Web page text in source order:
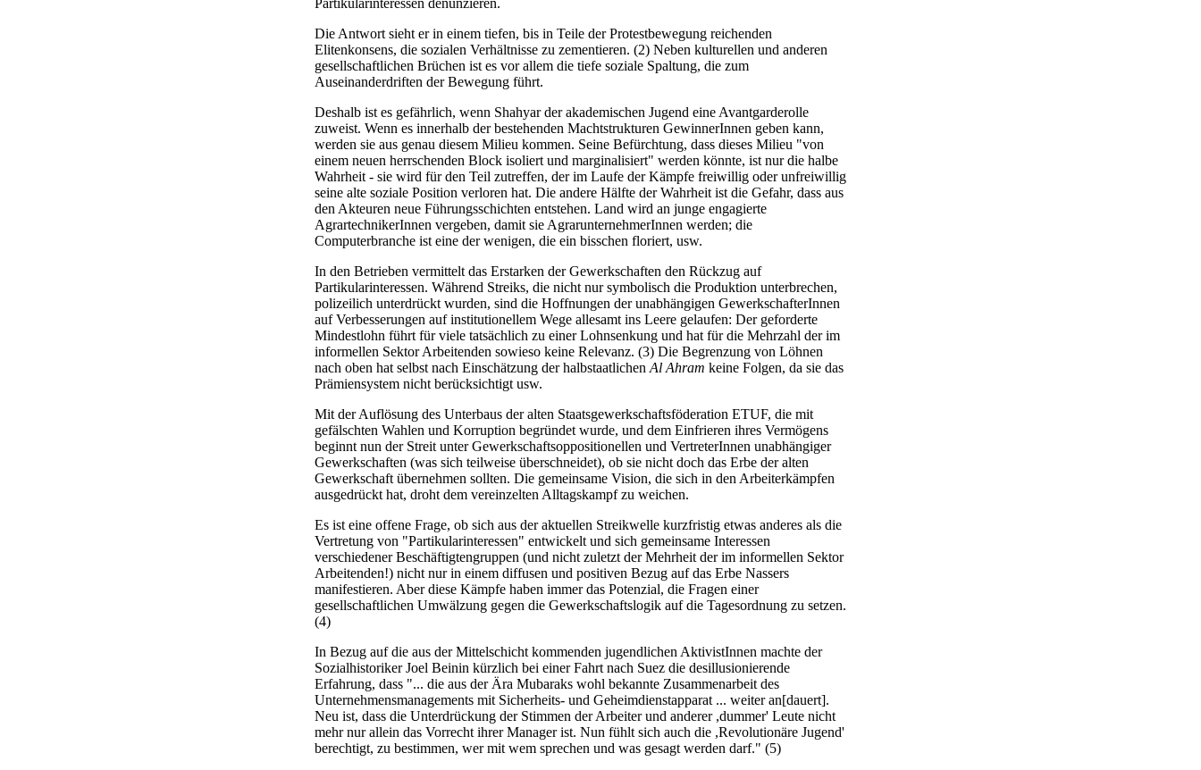
Partikularinteressen denunzieren.
Die Antwort sieht er in einem tiefen, bis in Teile der Protestbewegung reichenden
Elitenkonsens, die sozialen Verhältnisse zu zementieren. (2) Neben kulturellen und anderen
gesellschaftlichen Brüchen ist es vor allem die tiefe soziale Spaltung, die zum
Auseinanderdriften der Bewegung führt.
Deshalb ist es gefährlich, wenn Shahyar der akademischen Jugend eine Avantgarderolle
zuweist. Wenn es innerhalb der bestehenden Machtstrukturen GewinnerInnen geben kann,
werden sie aus genau diesem Milieu kommen. Seine Befürchtung, dass dieses Milieu "von
einem neuen herrschenden Block isoliert und marginalisiert" werden könnte, ist nur die halbe
Wahrheit - sie wird für den Teil zutreffen, der im Laufe der Kämpfe freiwillig oder unfreiwillig
seine alte soziale Position verloren hat. Die andere Hälfte der Wahrheit ist die Gefahr, dass aus
den Akteuren neue Führungsschichten entstehen. Land wird an junge engagierte
AgrartechnikerInnen vergeben, damit sie AgrarunternehmerInnen werden; die
Computerbranche ist eine der wenigen, die ein bisschen floriert, usw.
In den Betrieben vermittelt das Erstarken der Gewerkschaften den Rückzug auf
Partikularinteressen. Während Streiks, die nicht nur symbolisch die Produktion unterbrechen,
polizeilich unterdrückt wurden, sind die Hoffnungen der unabhängigen GewerkschafterInnen
auf Verbesserungen auf institutionellem Wege allesamt ins Leere gelaufen: Der geforderte
Mindestlohn führt für viele tatsächlich zu einer Lohnsenkung und hat für die Mehrzahl der im
informellen Sektor Arbeitenden sowieso keine Relevanz. (3) Die Begrenzung von Löhnen
nach oben hat selbst nach Einschätzung der halbstaatlichen Al Ahram keine Folgen, da sie das
Prämiensystem nicht berücksichtigt usw.
Mit der Auflösung des Unterbaus der alten Staatsgewerkschaftsföderation ETUF, die mit
gefälschten Wahlen und Korruption begründet wurde, und dem Einfrieren ihres Vermögens
beginnt nun der Streit unter Gewerkschaftsoppositionellen und VertreterInnen unabhängiger
Gewerkschaften (was sich teilweise überschneidet), ob sie nicht doch das Erbe der alten
Gewerkschaft übernehmen sollten. Die gemeinsame Vision, die sich in den Arbeiterkämpfen
ausgedrückt hat, droht dem vereinzelten Alltagskampf zu weichen.
Es ist eine offene Frage, ob sich aus der aktuellen Streikwelle kurzfristig etwas anderes als die
Vertretung von "Partikularinteressen" entwickelt und sich gemeinsame Interessen
verschiedener Beschäftigtengruppen (und nicht zuletzt der Mehrheit der im informellen Sektor
Arbeitenden!) nicht nur in einem diffusen und positiven Bezug auf das Erbe Nassers
manifestieren. Aber diese Kämpfe haben immer das Potenzial, die Fragen einer
gesellschaftlichen Umwälzung gegen die Gewerkschaftslogik auf die Tagesordnung zu setzen.
(4)
In Bezug auf die aus der Mittelschicht kommenden jugendlichen AktivistInnen machte der
Sozialhistoriker Joel Beinin kürzlich bei einer Fahrt nach Suez die desillusionierende
Erfahrung, dass "... die aus der Ära Mubaraks wohl bekannte Zusammenarbeit des
Unternehmensmanagements mit Sicherheits- und Geheimdienstapparat ... weiter an[dauert].
Neu ist, dass die Unterdrückung der Stimmen der Arbeiter und anderer ,dummer' Leute nicht
mehr nur allein das Vorrecht ihrer Manager ist. Nun fühlt sich auch die ,Revolutionäre Jugend'
berechtigt, zu bestimmen, wer mit wem sprechen und was gesagt werden darf." (5)